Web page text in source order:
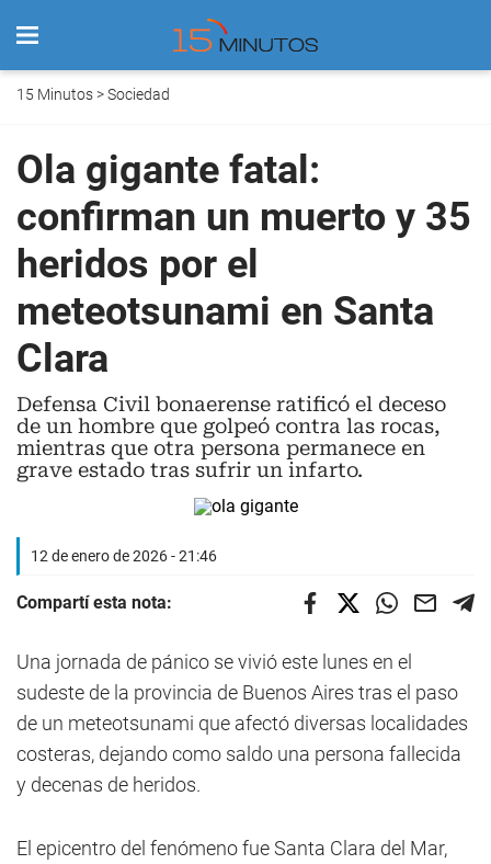
15 Minutos>Sociedad
Ola gigante fatal:
confirman un muerto y 35
heridos por el
meteotsunami en Santa
Clara
Defensa Civil bonaerense ratificó el deceso
de un hombre que golpeó contra las rocas,
mientras que otra persona permanece en
grave estado tras sufrir un infarto.
12 de enero de 2026 - 21:46
Compartí esta nota:
Una jornada de pánico se vivió este lunes en el
sudeste de la provincia de Buenos Aires tras el paso
de un meteotsunami que afectó diversas localidades
costeras, dejando como saldo una persona fallecida
y decenas de heridos.
El epicentro del fenómeno fue Santa Clara del Mar,